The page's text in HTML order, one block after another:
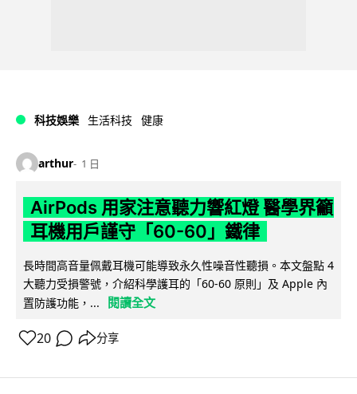
科技娛樂 生活科技 健康
arthur 1 日
AirPods 用家注意聽力響紅燈 醫學界籲
耳機用戶謹守「60-60」鐵律
長時間高音量佩戴耳機可能導致永久性噪音性聽損。本文盤點 4
大聽力受損警號，介紹科學護耳的「60-60 原則」及 Apple 內
置防護功能，...
閱讀全文
20 分享